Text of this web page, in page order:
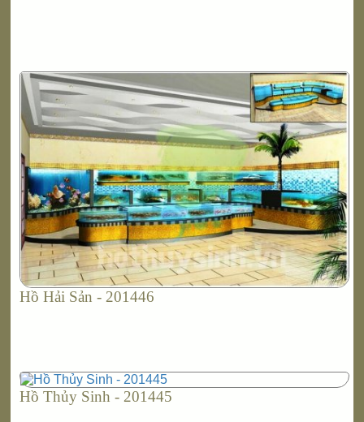
Hồ Hải Sản - 201446
Hồ Thủy Sinh - 201445